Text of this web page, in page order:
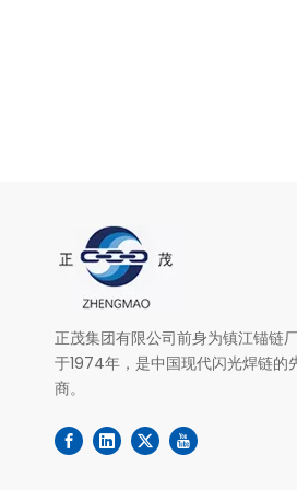
正茂集团有限公司前身为镇江锚链
于1974年，是中国现代闪光焊链的
商。